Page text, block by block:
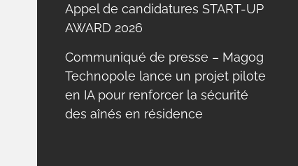
Appel de candidatures START-UP
AWARD 2026
Communiqué de presse – Magog
Technopole lance un projet pilote
en IA pour renforcer la sécurité
des aînés en résidence